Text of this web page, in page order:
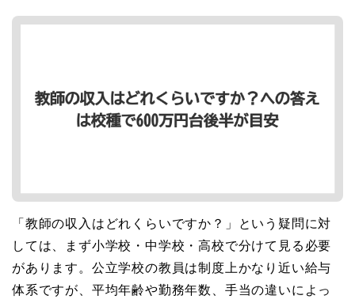
「教師の収入はどれくらいですか？」という疑問に対
しては、まず小学校・中学校・高校で分けて見る必要
があります。公立学校の教員は制度上かなり近い給与
体系ですが、平均年齢や勤務年数、手当の違いによっ